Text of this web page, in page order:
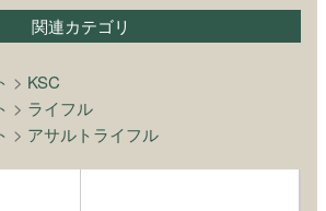
関連カテゴリ
> KSC
> ライフル
> アサルトライフル